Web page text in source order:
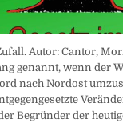
Autor: Cantor,
genannt, wenn der
nach Nordost
Begründer der